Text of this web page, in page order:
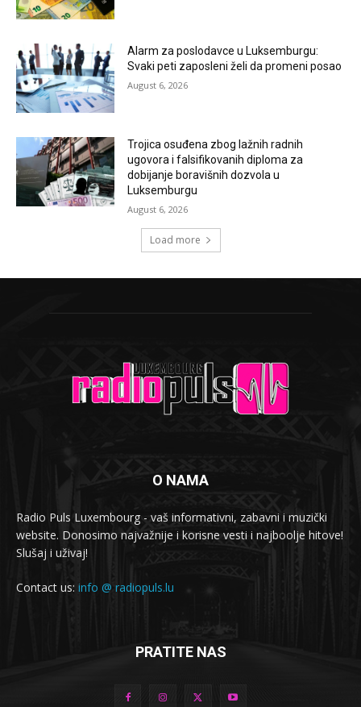
Alarm za poslodavce u Luksemburgu:
Svaki peti zaposleni želi da promeni posao
August 6, 2026
Trojica osuđena zbog lažnih radnih
ugovora i falsifikovanih diploma za
dobijanje boravišnih dozvola u
Luksemburgu
August 6, 2026
Load more
O NAMA
Radio Puls Luxembourg - vaš informativni, zabavni i muzički
website. Donosimo najvažnije i korisne vesti i najboolje hitove!
Slušaj i uživaj!
Contact us: info @ radiopuls.lu
PRATITE NAS